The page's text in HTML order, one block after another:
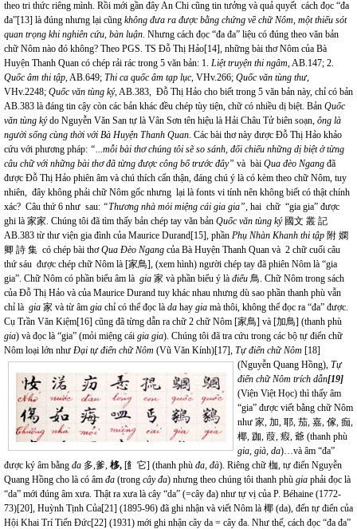
theo tri thức riêng mình. Rồi mới gần đây An Chi cũng tin tưởng và quả quyết cách đọc “đa
đa”[13] là đúng nhưng lại cũng không đưa ra được bằng chứng về chữ Nôm, một thiếu sót
quan trọng khi nghiên cứu, bàn luận. Nhưng cách đọc “đa đa” liệu có đúng theo văn bản
chữ Nôm nào đó không? Theo PGS. TS Đỗ Thị Hảo[14], những bài thơ Nôm của Bà
Huyện Thanh Quan có chép rải rác trong 5 văn bản: 1. Liệt truyện thi ngâm, AB.147; 2.
Quốc âm thi tập, AB.649; Thi ca quốc âm tạp lục, VHv.266; Quốc văn tùng thư,
VHv.2248; Quốc văn tùng ký, AB.383, Đỗ Thị Hảo cho biết trong 5 văn bản này, chỉ có bản
AB.383 là đáng tin cậy còn các bản khác đều chép tùy tiện, chữ có nhiều dị biệt. Bản Quốc
văn tùng kýdo Nguyễn Văn San tự là Vân Sơn tên hiệu là Hải Châu Tử biên soạn, ông là
người sống cùng thời với Bà Huyện Thanh Quan. Các bài thơ này được Đỗ Thị Hảo khảo
cứu với phương pháp: “...mỗi bài thơ chúng tôi sẽ so sánh, đối chiếu những dị biệt ở từng
câu chữ với những bài thơ đã từng được công bố trước đây” và bài Qua đèo Ngang đã
được Đỗ Thị Hảo phiên âm và chú thích cẩn thận, đáng chú ý là có kèm theo chữ Nôm, tuy
nhiên, đây không phải chữ Nôm gốc nhưng lại là fonts vi tính nên không biết có thật chính
xác? Câu thứ 6 như sau: “Thương nhà mỏi miệng cái gia gia”, hai chữ “gia gia” được
ghi là 家家. Chúng tôi đã tìm thấy bản chép tay văn bản Quốc văn tùng ký國文 叢 記
AB.383 từ thư viện gia đình của Maurice Durand[15], phần Phụ Nhàn Khanh thi tập 附 嫻
卿 詩 集 có chép bài thơQua Đèo Ngang của Bà Huyện Thanh Quan và 2 chữ cuối câu
thứ sáu được chép chữ Nôm là [家鳥], (xem hình) người chép tay đã phiên Nôm là “gia
gia”. Chữ Nôm có phần biểu âm là gia 家 và phần biểu ý là điểu 鳥. Chữ Nôm trong sách
của Đỗ Thị Hảo và của Maurice Durand tuy khác nhau nhưng dù sao phần thanh phù vẫn
chỉ là gia 家 và từ âm gia chỉ có thể đọc là da hay gia mà thôi, không thể đọc ra “đa” được.
Cụ Trần Văn Kiệm[16] cũng đã từng dẫn ra chữ 2 chữ Nôm [家鳥] và [加鳥] (thanh phù
gia) và đọc là “gia” (mỏi miệng cái gia gia). Chúng tôi đã tra cứu trong các bộ tự điển chữ
Nôm loại lớn như Đại tự điển chữ Nôm (Vũ Văn Kính)[17], Tự điển chữ Nôm [18]
(Nguyễn Quang Hồng), Tự
điển chữ Nôm trích dẫn[19]
(Viện Việt Học) thì thấy âm
“gia” được viết bằng chữ Nôm
như 家, 加, 耶, 茄, 嘉, 傢, 痂,
椰, 跏, 葭, 瘕, 爺 (thanh phù
gia, già, da)…và âm “đa”
được ký âm bằng đa 多,爹, 栘, [飠 它] (thanh phù đa, đà). Riêng chữ 枷, tự điển Nguyễn
Quang Hồng cho là có âm đa (trong cây đa) nhưng theo chúng tôi thanh phù gia phải đọc là
“da” mới đúng âm xưa. Thật ra xưa là cây “da” (=cây đa) như tự vị của P. Béhaine (1772-
73)[20], Huỳnh Tịnh Của[21] (1895-96) đã ghi nhận và viết Nôm là 椰 (da), đến tự điển của
Hội Khai Trí Tiến Đức[22] (1931) mới ghi nhận cây da = cây đa. Như thế, cách đọc “đa đa”